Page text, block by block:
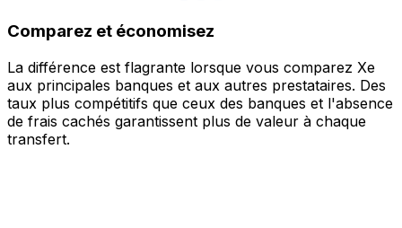
Comparez et économisez
La différence est flagrante lorsque vous comparez Xe
aux principales banques et aux autres prestataires. Des
taux plus compétitifs que ceux des banques et l'absence
de frais cachés garantissent plus de valeur à chaque
transfert.